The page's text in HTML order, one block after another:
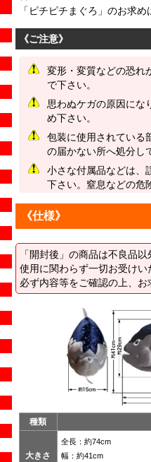
「ピチピチまぐろ」のお求め
《ご注意》
変形・変質などの恐れ
で下さい。
思わぬケガの原因にな
め下さい。
包装に使用されている
の届かない所へ処分し
小さな付属品などは、
下さい。窒息などの危
《仕様》
「開封後」の商品は不良品
使用に関わらず一切お受けい
必ず内容等をご確認の上、お
種類
大きさ
全長：約74cm
幅：約41cm